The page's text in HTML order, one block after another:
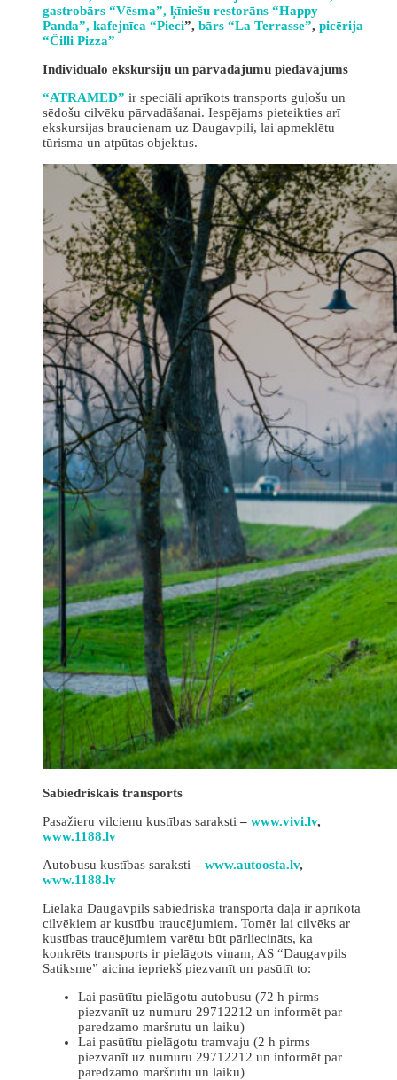
gastrobārs “Vēsma”, ķīniešu restorāns “Happy
Panda”, kafejnīca “Pieci”, bārs “La Terrasse”, picērija
“Čilli Pizza”
Individuālo ekskursiju un pārvadājumu piedāvājums
“ATRAMED” ir speciāli aprīkots transports guļošu un
sēdošu cilvēku pārvadāšanai. Iespējams pieteikties arī
ekskursijas braucienam uz Daugavpili, lai apmeklētu
tūrisma un atpūtas objektus.
Sabiedriskais transports
Pasažieru vilcienu kustības saraksti – www.vivi.lv,
www.1188.lv
Autobusu kustības saraksti – www.autoosta.lv,
www.1188.lv
Lielākā Daugavpils sabiedriskā transporta daļa ir aprīkota
cilvēkiem ar kustību traucējumiem. Tomēr lai cilvēks ar
kustības traucējumiem varētu būt pārliecināts, ka
konkrēts transports ir pielāgots viņam, AS “Daugavpils
Satiksme” aicina iepriekš piezvanīt un pasūtīt to:
Lai pasūtītu pielāgotu autobusu (72 h pirms
piezvanīt uz numuru 29712212 un informēt par
paredzamo maršrutu un laiku)
Lai pasūtītu pielāgotu tramvaju (2 h pirms
piezvanīt uz numuru 29712212 un informēt par
paredzamo maršrutu un laiku)